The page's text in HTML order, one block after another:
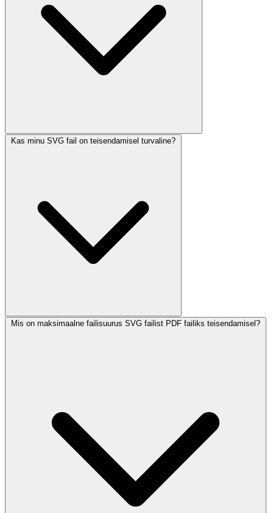
Kas minu SVG fail on teisendamisel turvaline?
Mis on maksimaalne failisuurus SVG failist PDF failiks teisendamisel?